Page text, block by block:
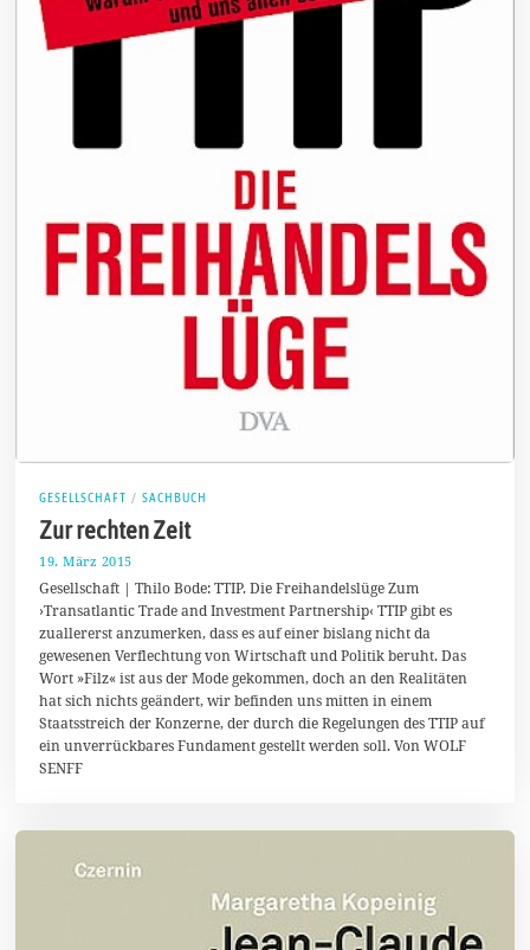
GESELLSCHAFT / SACHBUCH
Zur rechten Zeit
19. März 2015
.
M
a
i
2
1
5
Gesellschaft | Thilo Bode: TTIP. Die Freihandelslüge Zum
›Transatlantic Trade and Investment Partnership‹ TTIP gibt es
zuallererst anzumerken, dass es auf einer bislang nicht da
gewesenen Verflechtung von Wirtschaft und Politik beruht. Das
Wort »Filz« ist aus der Mode gekommen, doch an den Realitäten
hat sich nichts geändert, wir befinden uns mitten in einem
Staatsstreich der Konzerne, der durch die Regelungen des TTIP auf
ein unverrückbares Fundament gestellt werden soll. Von WOLF
SENFF